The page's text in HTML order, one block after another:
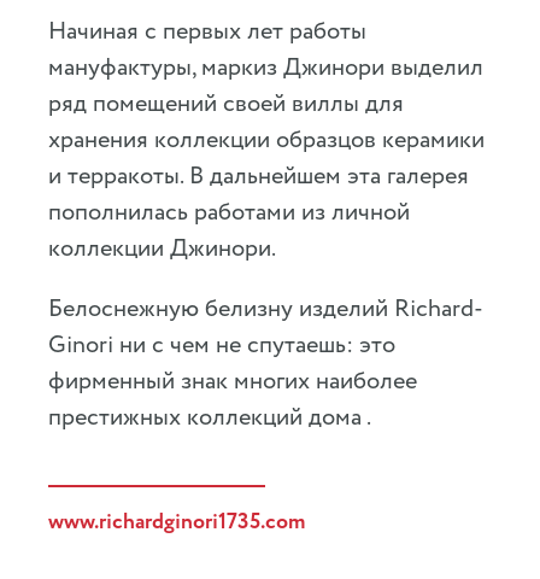
Начиная с первых лет работы
мануфактуры, маркиз Джинори выделил
ряд помещений своей виллы для
хранения коллекции образцов керамики
и терракоты. В дальнейшем эта галерея
пополнилась работами из личной
коллекции Джинори.
Белоснежную белизну изделий Richard-
Ginori ни с чем не спутаешь: это
фирменный знак многих наиболее
престижных коллекций дома .
www.richardginori1735.com